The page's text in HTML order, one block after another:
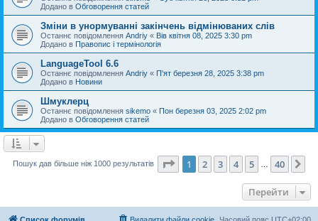
Додано в Обговорення статей
Зміни в унормуванні закінчень відмінюваних слів
Останнє повідомлення Andriy « Вів квітня 08, 2025 3:30 pm
Додано в Правопис і термінологія
LanguageTool 6.6
Останнє повідомлення Andriy « П'ят березня 28, 2025 3:38 pm
Додано в Новини
Шмуклерц
Останнє повідомлення sikemo « Пон березня 03, 2025 2:02 pm
Додано в Обговорення статей
Пошук дав більше ніж 1000 результатів Сторінка 1 40
1 2 3 4 5 40
Перейти
Список форумів Часовий пояс UTC+02:00
Видалити файли cookie